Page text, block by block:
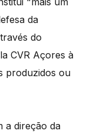
da
do
CVR Açores à
produzidos ou
a direção da